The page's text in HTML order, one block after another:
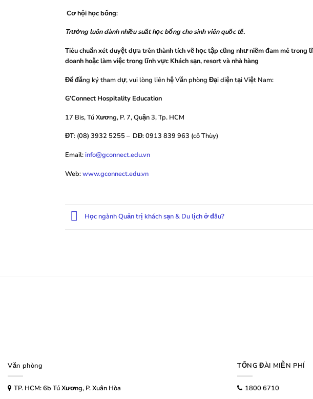
Cơ hội học bổng:
Trường luôn dành nhiều suất học bổng cho sinh viên quốc tế.
Tiêu chuẩn xét duyệt dựa trên thành tích về học tập cũng như niềm đam mê
doanh hoặc làm việc trong lĩnh vực Khách sạn, resort và nhà hàng
Để đăng ký tham dự, vui lòng liên hệ Văn phòng Đại diện tại Việt Nam:
G’Connect Hospitality Education
17 Bis, Tú Xương, P. 7, Quận 3, Tp. HCM
ĐT: (08) 3932 5255 – DĐ: 0913 839 963 (cô Thùy)
Email:info@gconnect.edu.vn
Web:www.gconnect.edu.vn
Học ngành Quản trị khách sạn & Du lịch ở đâu?
Văn phòng
TP. HCM: 6b Tú Xương, P. Xuân Hòa
TỔNG ĐÀI MIỄN PHÍ
1800 6710